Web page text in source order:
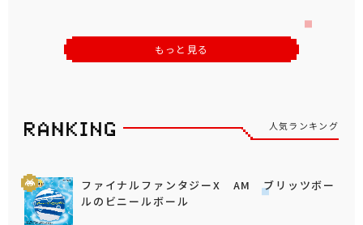
もっと見る
人気ランキング
ファイナルファンタジーX AM ブリッツボー
ルのビニールボール